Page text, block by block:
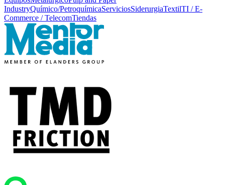
IndustryQuímico/PetroquímicaServiciosSiderurgiaTextilTI / E-
Commerce / TelecomTiendas